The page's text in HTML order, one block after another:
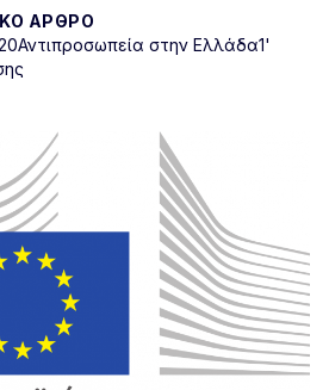
ΆΡΘΡΟ
Αντιπροσωπεία στην Ελλάδα1'